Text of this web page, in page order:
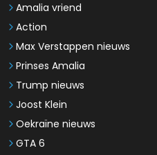
Amalia vriend
Action
Max Verstappen nieuws
Prinses Amalia
Trump nieuws
Joost Klein
Oekraïne nieuws
GTA 6